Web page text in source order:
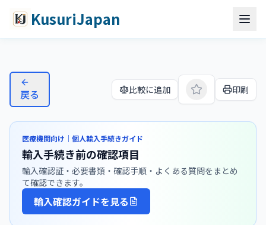
KusuriJapan
グルコバイ（アカルボース）
戻る 比較に追加 印刷
医療機関向け｜個人輸入手続きガイド
輸入手続き前の確認項目
輸入確認証・必要書類・確認手順・よくある質問をまとめ
て確認できます。
輸入確認ガイドを見る